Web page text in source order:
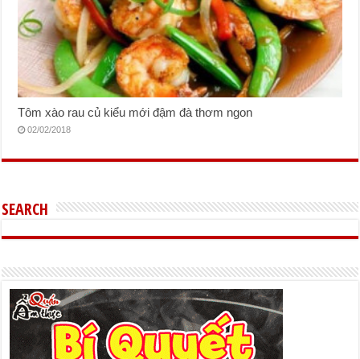
Tôm xào rau củ kiểu mới đậm đà thơm ngon
02/02/2018
SEARCH